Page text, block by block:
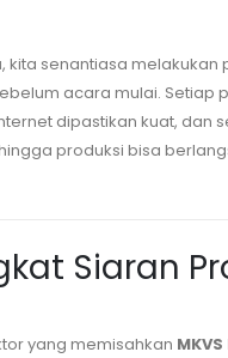
kita senantiasa melakukan
acara mulai. Setiap
dipastikan kuat, dan
produksi bisa
Siaran
yang memisahkan